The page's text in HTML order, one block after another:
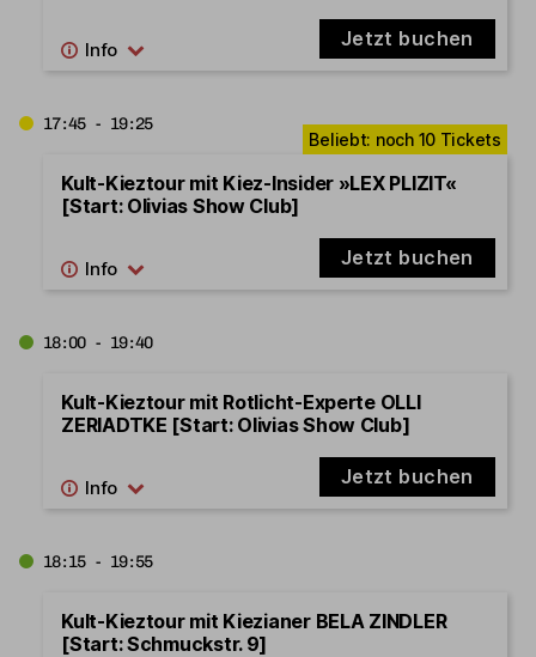
Jetzt buchen
17:45 - 19:25
Kult-Kieztour mit Kiez-Insider »LEX PLIZIT«
[Start: Olivias Show Club]
Jetzt buchen
18:00 - 19:40
Kult-Kieztour mit Rotlicht-Experte OLLI
ZERIADTKE [Start: Olivias Show Club]
Jetzt buchen
18:15 - 19:55
Kult-Kieztour mit Kiezianer BELA ZINDLER
[Start: Schmuckstr. 9]